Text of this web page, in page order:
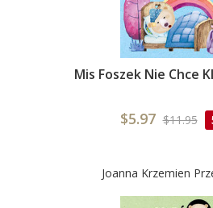
Mis Foszek Nie Chce
$5.97 $11.95
Joanna Krzemien